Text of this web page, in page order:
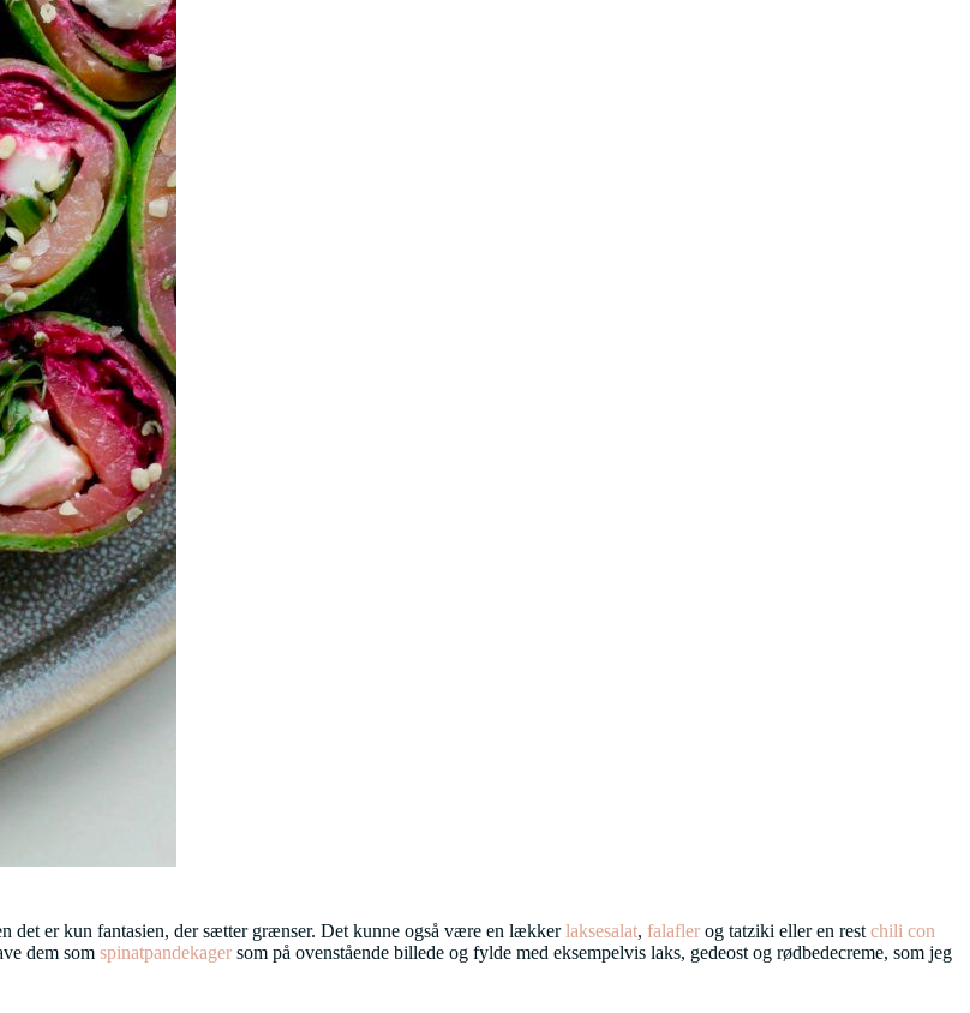
det er kun fantasien, der sætter grænser. Det kunne også være en lækkerlaksesalat, falafler og tatziki eller en rest chili con
dem som spinatpandekager som på ovenstående billede og fylde med eksempelvis laks, gedeost og rødbedecreme, som jeg